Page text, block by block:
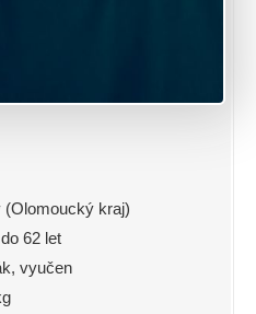
kraj)
62 let
vyučen